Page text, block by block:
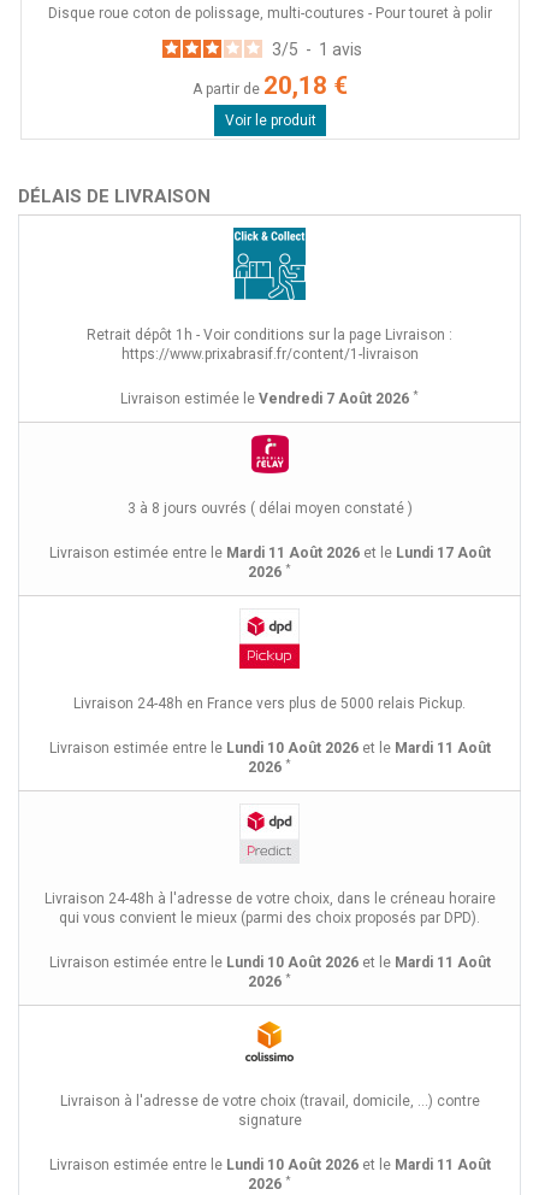
Disque roue coton de polissage, multi-coutures - Pour touret à polir
3/5 - 1 avis
A partir de 20,18 €
Voir le produit
DÉLAIS DE LIVRAISON
Retrait dépôt 1h - Voir conditions sur la page Livraison :
https://www.prixabrasif.fr/content/1-livraison
Livraison estimée le Vendredi 7 Août 2026 *
3 à 8 jours ouvrés ( délai moyen constaté )
Livraison estimée entre le Mardi 11 Août 2026et le Lundi 17 Août
2026 *
Livraison 24-48h en France vers plus de 5000 relais Pickup.
Livraison estimée entre le Lundi 10 Août 2026et le Mardi 11 Août
2026 *
Livraison 24-48h à l'adresse de votre choix, dans le créneau horaire
qui vous convient le mieux (parmi des choix proposés par DPD).
Livraison estimée entre le Lundi 10 Août 2026et le Mardi 11 Août
2026 *
Livraison à l'adresse de votre choix (travail, domicile, ...) contre
signature
Livraison estimée entre le Lundi 10 Août 2026et le Mardi 11 Août
2026 *